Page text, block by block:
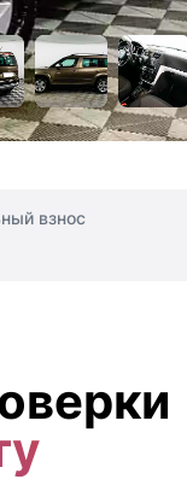
взнос